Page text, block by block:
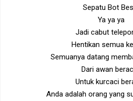
Sepatu Bot
Ya ya ya
Jadi cabut
Hentikan semua
Semuanya datang
Dari awan
Untuk kurcaci
Anda adalah orang yang